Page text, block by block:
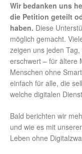
Wir bedanken uns
die Petition geteilt
haben. Diese
möglich gemacht.
zeigen uns jeden
erschwert – für ältere
Menschen ohne
einfach für alle, die
welche digitalen
Bald berichten wir
und wie es mit
Leben ohne